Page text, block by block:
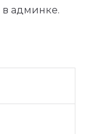
в админке.